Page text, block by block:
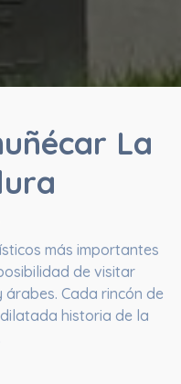
La
más importantes
de visitar
árabes. Cada rincón de
historia de la